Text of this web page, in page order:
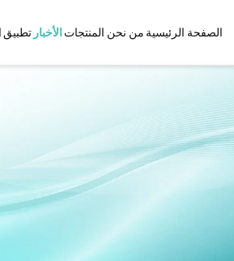
الصفحة الرئيسية من نحن المنتجات
مجفف وملس شعر يعمل بالهواء حسب
مبدأ برنولي
مجفف شعر مزدوج الجهد
مجفف شعر عالي القدرة بقوة ١٨٠٠
الأخبار تطبيق